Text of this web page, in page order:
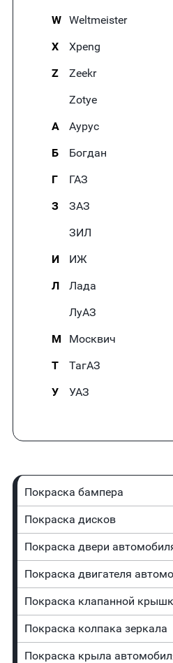
W Weltmeister
X
Xpeng
Z
Zeekr
Zotye
А
Аурус
Б
Богдан
Г
ГАЗ
З
ЗАЗ
ЗИЛ
И
ИЖ
Л
Лада
ЛуАЗ
М
Москвич
Т
ТагАЗ
У
УАЗ
Покраска бампера
Покраска дисков
Покраска двери
Покраска двигателя
Покраска клапанной
Покраска колпака зеркала
Покраска крыла